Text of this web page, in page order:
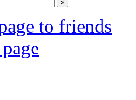
to friends